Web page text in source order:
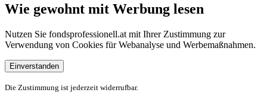
Wie gewohnt mit Werbung lesen
Nutzen Sie fondsprofessionell.at mit Ihrer Zustimmung zur
Verwendung von Cookies für Webanalyse und Werbemaßnahmen.
Einverstanden
Die Zustimmung ist jederzeit widerrufbar.